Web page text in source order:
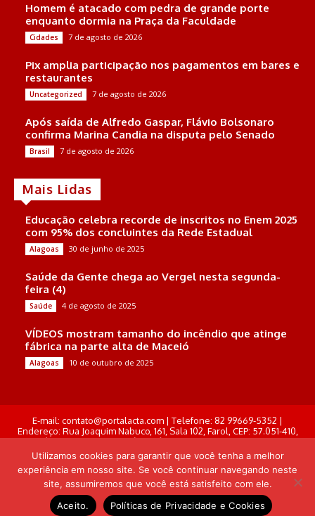
Homem é atacado com pedra de grande porte
enquanto dormia na Praça da Faculdade
Cidades 7 de agosto de 2026
Pix amplia participação nos pagamentos em bares e
restaurantes
Uncategorized 7 de agosto de 2026
Após saída de Alfredo Gaspar, Flávio Bolsonaro
confirma Marina Candia na disputa pelo Senado
Brasil 7 de agosto de 2026
Mais Lidas
Educação celebra recorde de inscritos no Enem 2025
com 95% dos concluintes da Rede Estadual
Alagoas 30 de junho de 2025
Saúde da Gente chega ao Vergel nesta segunda-
feira (4)
Saúde 4 de agosto de 2025
VÍDEOS mostram tamanho do incêndio que atinge
fábrica na parte alta de Maceió
Alagoas 10 de outubro de 2025
E-mail: contato@portalacta.com | Telefone: 82 99669-5352 |
Endereço: Rua Joaquim Nabuco, 161, Sala 102, Farol, CEP: 57.051-410,
Maceió, Alagoas . Responsável Técnico: Derek Gustavo de Morais
Pereira
© Portal Acta - 2025-2026.
Desenvolvido por: Arthur Almeida
Utilizamos cookies para garantir que você tenha a melhor
experiência em nosso site. Se você continuar navegando neste
site, assumiremos que você está satisfeito com ele.
Aceito.
Políticas de Privacidade e Cookies